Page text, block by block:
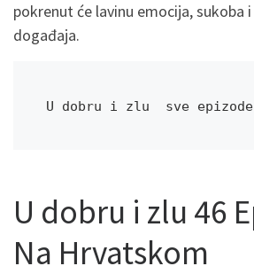
pokrenut će lavinu emocija, sukoba
događaja.
U dobru i zlu  sve epizode
U dobru i zlu 46
Na Hrvatskom